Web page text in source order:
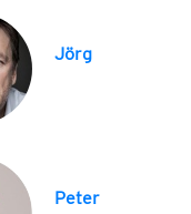
Jörg
Peter